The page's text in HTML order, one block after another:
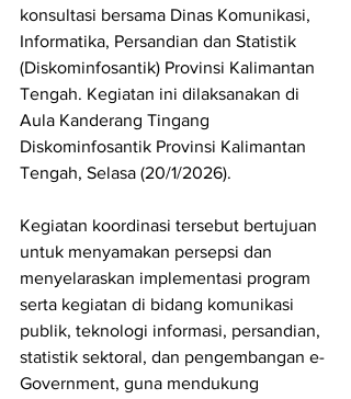
konsultasi bersama Dinas Komunikasi,
Informatika, Persandian dan Statistik
(Diskominfosantik) Provinsi Kalimantan
Tengah. Kegiatan ini dilaksanakan di
Aula Kanderang Tingang
Diskominfosantik Provinsi Kalimantan
Tengah, Selasa (20/1/2026).
Kegiatan koordinasi tersebut bertujuan
untuk menyamakan persepsi dan
menyelaraskan implementasi program
serta kegiatan di bidang komunikasi
publik, teknologi informasi, persandian,
statistik sektoral, dan pengembangan e-
Government, guna mendukung